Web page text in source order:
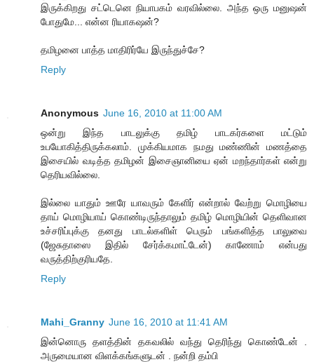
இருக்கிறது சட்டெனெ நியாபகம் வரவில்லை. அந்த ஒரு மனுஷன்
போதுமே... என்ன ரியாகஷன்?
தமிழனை பாத்த மாதிரிர்யே இருந்துச்சே?
Reply
Anonymous June 16, 2010 at 11:00 AM
ஒன்று இந்த பாடலுக்கு தமிழ் பாடகர்களை மட்டும்
உபயோகித்திருக்கலாம். முக்கியமாக நமது மண்ணின் மணத்தை
இசையில் வடித்த தமிழன் இசைஞானியை ஏன் மறந்தார்கள் என்று
தெரியவில்லை.
இல்லை யாதும் ஊரே யாவரும் கேளிர் என்றால் வேற்று மொழியை
தாய் மொழியாய் கொண்டிருந்தாலும் தமிழ் மொழியின் தெளிவான
உச்சரிப்புக்கு தனது பாடல்களிள் பெரும் பங்களித்த பாலுவை
(ஜேசுதாஸை இதில் சேர்க்கமாட்டேன்) காணோம் என்பது
வருத்திற்குரியதே.
Reply
Mahi_Granny June 16, 2010 at 11:41 AM
இன்னொரு தளத்தின் தகவலில் வந்து தெரிந்து கொண்டேன் .
அருமையான விளக்கங்களுடன் . நன்றி தம்பி